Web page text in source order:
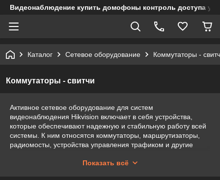
Видеонаблюдение купить домофоны контроль доступа
Каталог Сетевое оборудование Коммутаторы -
Коммутаторы - свитчи
Активное сетевое оборудование для систем
видеонаблюдения Hikvision включает в себя устройства,
которые обеспечивают надежную и стабильную работу всей
системы. К ним относятся коммутаторы, маршрутизаторы,
радиомосты, устройства управления трафиком и другие
инфраструктуры видеонаблюдения.
Показать всё